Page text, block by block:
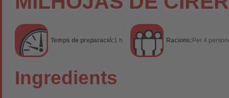
Temps de preparació:1 h Racions: Per 4
Ingredients